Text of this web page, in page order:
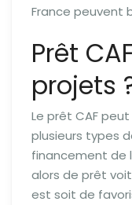
France peuvent
Prêt
projets
Le prêt CAF
plusieurs types
financement de
alors de prêt
est soit de